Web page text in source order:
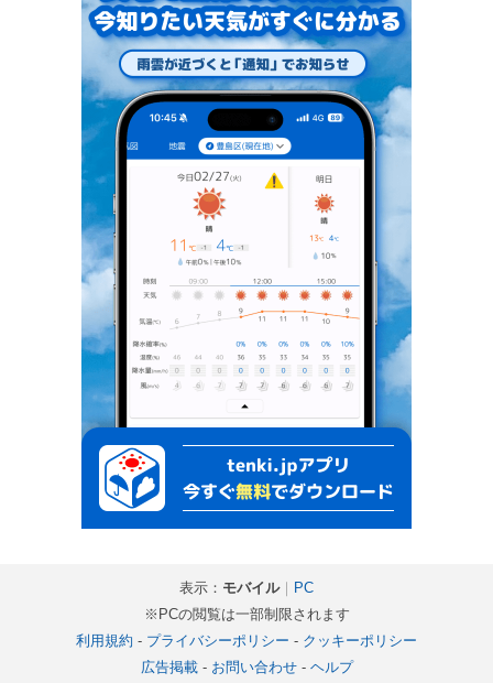
表示： モバイル｜ PC
※PCの閲覧は一部制限されます
利用規約 - プライバシーポリシー - クッキーポリシー
広告掲載- お問い合わせ- ヘルプ